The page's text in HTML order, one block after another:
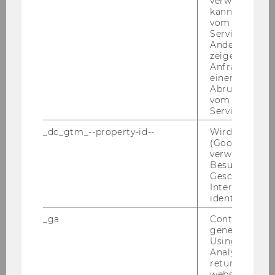
Koll Johannes
kann, um
vom AMP-
Service
Andere
zeigen Opt-
Anfrage im
einen Fehler
Abrufen
vom AMP
Service an.
_dc_gtm_--property-id--
Wird von
(Google Tag
verwendet,
Besucher
Geschlecht
Interessen zu
identifizieren.
_ga
Contains a
generated
Using this
Analytics can
returning